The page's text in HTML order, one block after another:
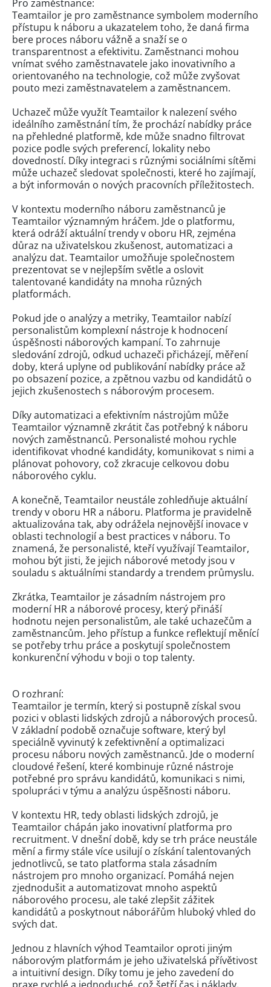
Pro zaměstnance:
Teamtailor je pro zaměstnance symbolem moderního
přístupu k náboru a ukazatelem toho, že daná firma
bere proces náboru vážně a snaží se o
transparentnost a efektivitu. Zaměstnanci mohou
vnímat svého zaměstnavatele jako inovativního a
orientovaného na technologie, což může zvyšovat
pouto mezi zaměstnavatelem a zaměstnancem.
Uchazeč může využít Teamtailor k nalezení svého
ideálního zaměstnání tím, že prochází nabídky práce
na přehledné platformě, kde může snadno filtrovat
pozice podle svých preferencí, lokality nebo
dovedností. Díky integraci s různými sociálními sítěmi
může uchazeč sledovat společnosti, které ho zajímají,
a být informován o nových pracovních příležitostech.
V kontextu moderního náboru zaměstnanců je
Teamtailor významným hráčem. Jde o platformu,
která odráží aktuální trendy v oboru HR, zejména
důraz na uživatelskou zkušenost, automatizaci a
analýzu dat. Teamtailor umožňuje společnostem
prezentovat se v nejlepším světle a oslovit
talentované kandidáty na mnoha různých
platformách.
Pokud jde o analýzy a metriky, Teamtailor nabízí
personalistům komplexní nástroje k hodnocení
úspěšnosti náborových kampaní. To zahrnuje
sledování zdrojů, odkud uchazeči přicházejí, měření
doby, která uplyne od publikování nabídky práce až
po obsazení pozice, a zpětnou vazbu od kandidátů o
jejich zkušenostech s náborovým procesem.
Díky automatizaci a efektivním nástrojům může
Teamtailor významně zkrátit čas potřebný k náboru
nových zaměstnanců. Personalisté mohou rychle
identifikovat vhodné kandidáty, komunikovat s nimi a
plánovat pohovory, což zkracuje celkovou dobu
náborového cyklu.
A konečně, Teamtailor neustále zohledňuje aktuální
trendy v oboru HR a náboru. Platforma je pravidelně
aktualizována tak, aby odrážela nejnovější inovace v
oblasti technologií a best practices v náboru. To
znamená, že personalisté, kteří využívají Teamtailor,
mohou být jisti, že jejich náborové metody jsou v
souladu s aktuálními standardy a trendem průmyslu.
Zkrátka, Teamtailor je zásadním nástrojem pro
moderní HR a náborové procesy, který přináší
hodnotu nejen personalistům, ale také uchazečům a
zaměstnancům. Jeho přístup a funkce reflektují měnící
se potřeby trhu práce a poskytují společnostem
konkurenční výhodu v boji o top talenty.
O rozhraní:
Teamtailor je termín, který si postupně získal svou
pozici v oblasti lidských zdrojů a náborových procesů.
V základní podobě označuje software, který byl
speciálně vyvinutý k zefektivnění a optimalizaci
procesu náboru nových zaměstnanců. Jde o moderní
cloudové řešení, které kombinuje různé nástroje
potřebné pro správu kandidátů, komunikaci s nimi,
spolupráci v týmu a analýzu úspěšnosti náboru.
V kontextu HR, tedy oblasti lidských zdrojů, je
Teamtailor chápán jako inovativní platforma pro
recruitment. V dnešní době, kdy se trh práce neustále
mění a firmy stále více usilují o získání talentovaných
jednotlivců, se tato platforma stala zásadním
nástrojem pro mnoho organizací. Pomáhá nejen
zjednodušit a automatizovat mnoho aspektů
náborového procesu, ale také zlepšit zážitek
kandidátů a poskytnout náborářům hluboký vhled do
svých dat.
Jednou z hlavních výhod Teamtailor oproti jiným
náborovým platformám je jeho uživatelská přívětivost
a intuitivní design. Díky tomu je jeho zavedení do